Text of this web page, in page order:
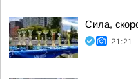
Сила,
21:21